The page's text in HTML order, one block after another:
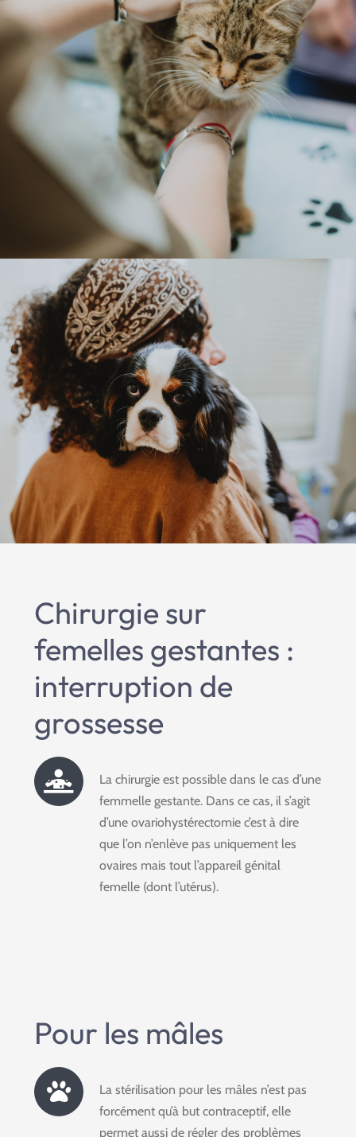
Chirurgie sur
femelles gestantes :
interruption de
grossesse
La chirurgie est possible dans le cas d’une
femmelle gestante. Dans ce cas, il s’agit
d’une ovariohystérectomie c’est à dire
que l’on n’enlève pas uniquement les
ovaires mais tout l’appareil génital
femelle (dont l’utérus).
Pour les mâles
La stérilisation pour les mâles n’est pas
forcément qu’à but contraceptif, elle
permet aussi de régler des problèmes